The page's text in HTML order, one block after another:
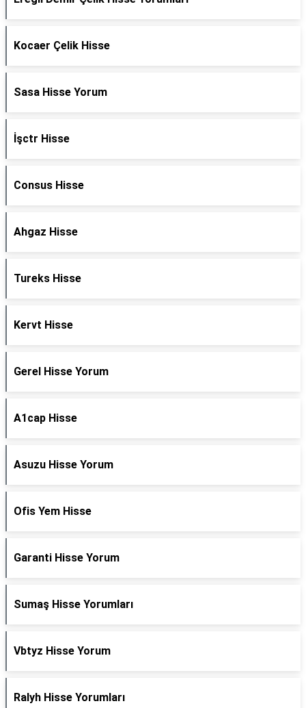
Kocaer Çelik Hisse
Sasa Hisse Yorum
İşctr Hisse
Consus Hisse
Ahgaz Hisse
Tureks Hisse
Kervt Hisse
Gerel Hisse Yorum
A1cap Hisse
Asuzu Hisse Yorum
Ofis Yem Hisse
Garanti Hisse Yorum
Sumaş Hisse Yorumları
Vbtyz Hisse Yorum
Ralyh Hisse Yorumları